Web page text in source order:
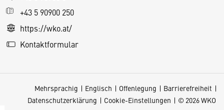
+43 5 90900 250
https://wko.at/
Kontaktformular
Mehrsprachig Englisch Offenlegung
Barrierefreiheit
Datenschutzerklärung
Cookie-Einstellungen © 2026 WKO
e
S
e